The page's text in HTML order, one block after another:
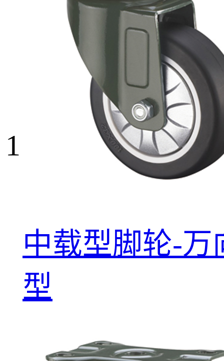
1
中载型脚轮-万
型